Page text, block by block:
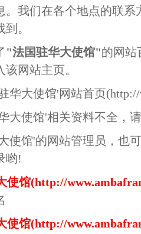
。我们在各个地点的联
。
"法国驻华大使馆"的网站
网站主页。
华大使馆'网站首页(http://
大使馆'相关资料不全，
使馆'的网站管理员，也
哟!
使馆(http://
使馆(http://